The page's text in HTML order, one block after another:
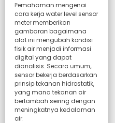
Pemahaman mengenai
cara kerja water level sensor
meter memberikan
gambaran bagaimana
alat ini mengubah kondisi
fisik air menjadi informasi
digital yang dapat
dianalisis. Secara umum,
sensor bekerja berdasarkan
prinsip tekanan hidrostatik,
yang mana tekanan air
bertambah seiring dengan
meningkatnya kedalaman
air.